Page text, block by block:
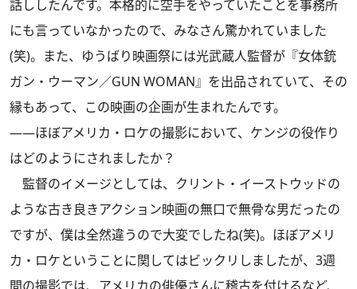
話ししたんです。本格的に空手をやっていたことを事務所
にも言っていなかったので、みなさん驚かれていました
(笑)。また、ゆうばり映画祭には光武蔵人監督が『女体銃
ガン・ウーマン／GUN WOMAN』を出品されていて、その
縁もあって、この映画の企画が生まれたんです。
――ほぼアメリカ・ロケの撮影において、ケンジの役作り
はどのようにされましたか？
監督のイメージとしては、クリント・イーストウッドの
ような古き良きアクション映画の無口で無骨な男だったの
ですが、僕は全然違うので大変でしたね(笑)。ほぼアメリ
カ・ロケということに関してはビックリしましたが、3週